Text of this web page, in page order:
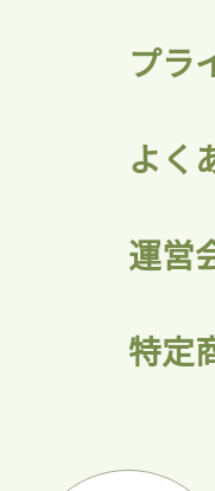
プラ
よく
運営
特定